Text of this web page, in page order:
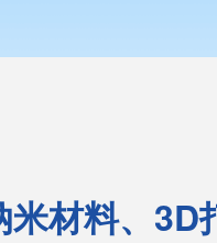
材料、3D